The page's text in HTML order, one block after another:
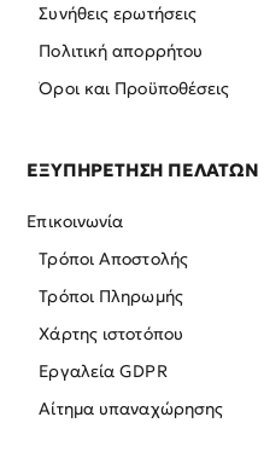
Συνήθεις ερωτήσεις
Πολιτική απορρήτου
Όροι και Προϋποθέσεις
ΕΞΥΠΗΡΕΤΗΣΗ ΠΕΛΑΤΩΝ
Επικοινωνία
Τρόποι Αποστολής
Τρόποι Πληρωμής
Χάρτης ιστοτόπου
Εργαλεία GDPR
Αίτημα υπαναχώρησης